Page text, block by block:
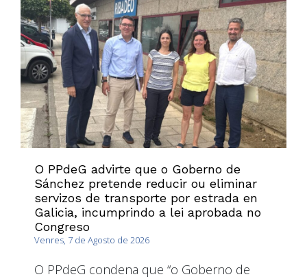
O PPdeG advirte que o Goberno de
Sánchez pretende reducir ou eliminar
servizos de transporte por estrada en
Galicia, incumprindo a lei aprobada no
Congreso
Venres, 7 de Agosto de 2026
O PPdeG condena que “o Goberno de